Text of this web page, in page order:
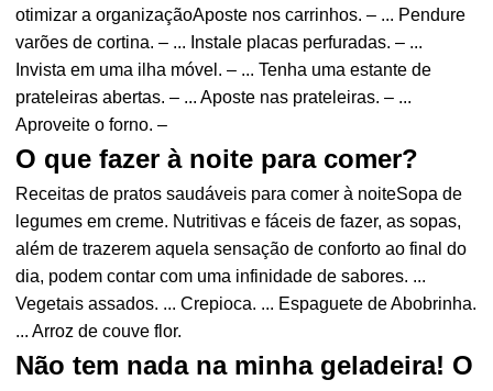
otimizar a organizaçãoAposte nos carrinhos. – ... Pendure
varões de cortina. – ... Instale placas perfuradas. – ...
Invista em uma ilha móvel. – ... Tenha uma estante de
prateleiras abertas. – ... Aposte nas prateleiras. – ...
Aproveite o forno. –
O que fazer à noite para comer?
Receitas de pratos saudáveis para comer à noiteSopa de
legumes em creme. Nutritivas e fáceis de fazer, as sopas,
além de trazerem aquela sensação de conforto ao final do
dia, podem contar com uma infinidade de sabores. ...
Vegetais assados. ... Crepioca. ... Espaguete de Abobrinha.
... Arroz de couve flor.
Não tem nada na minha geladeira! O